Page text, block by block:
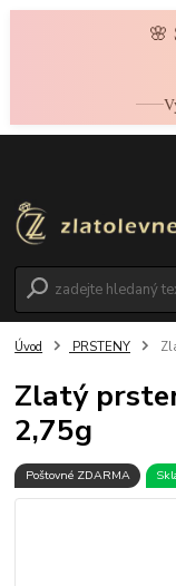
🌸
Úvod PRSTENY
Zlatý
2,75g
Poštovné ZDARMA